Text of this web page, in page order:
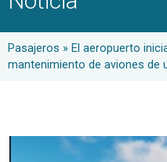
Pasajeros » El aeropuerto
mantenimiento de aviones de